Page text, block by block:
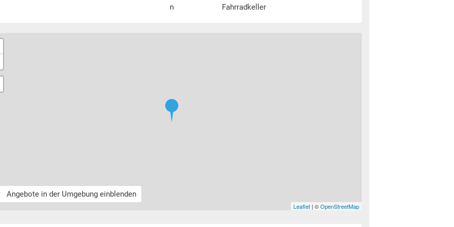
n
Fahrradkeller
Leaflet | ©OpenStreetMap
Angebote in der Umgebung einblenden